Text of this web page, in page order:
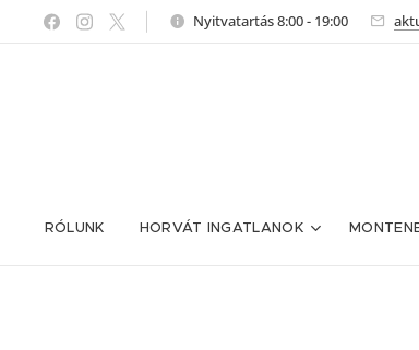
Nyitvatartás 8:00 - 19:00
RÓLUNK HORVÁT INGATLANOK